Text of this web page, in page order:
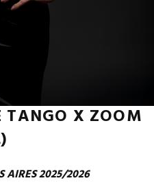
TANGO X ZOOM
AIRES 2025/2026